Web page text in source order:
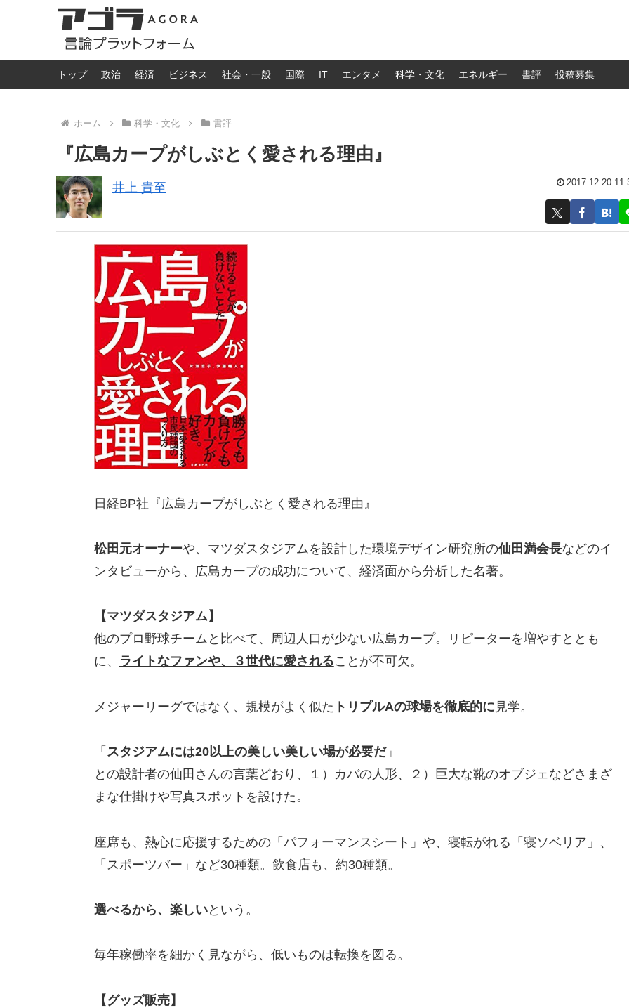
トップ 政治 経済 ビジネス 社会・一般 国際 IT エンタメ 科学・文化 エネルギー 書評 投稿募集
ホーム 科学・文化 書評
『広島カープがしぶとく愛される理由』
井上 貴至 2017.12.20
日経BP社『広島カープがしぶとく愛される理由』
松田元オーナーや、マツダスタジアムを設計した環境デザイン研究所の仙田満会長などのイ
ンタビューから、広島カープの成功について、経済面から分析した名著。
【マツダスタジアム】
他のプロ野球チームと比べて、周辺人口が少ない広島カープ。リピーターを増やすととも
に、
ライトなファンや、３世代に愛されることが不可欠。
メジャーリーグではなく、規模がよく似た トリプルAの球場を徹底的に 見学。
「 スタジアムには20以上の美しい美しい場が必要だ」
との設計者の仙田さんの言葉どおり、１）カバの人形、２）巨大な靴のオブジェなどさまざ
まな仕掛けや写真スポットを設けた。
座席も、熱心に応援するための「パフォーマンスシート」や、寝転がれる「寝ソベリア」、
「スポーツバー」など30種類。飲食店も、約30種類。
選べるから、楽しいという。
毎年稼働率を細かく見ながら、低いものは転換を図る。
【グッズ販売】